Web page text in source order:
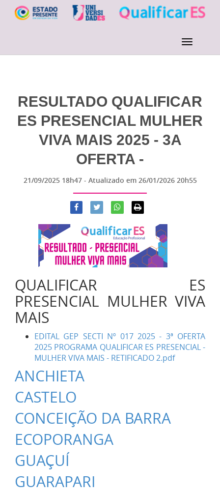
RESULTADO QUALIFICAR
ES PRESENCIAL MULHER
VIVA MAIS 2025 - 3A
OFERTA -
21/09/2025 18h47 - Atualizado em 26/01/2026 20h55
QUALIFICAR ES
PRESENCIAL MULHER VIVA
MAIS
EDITAL GEP SECTI Nº 017 2025 - 3ª OFERTA
2025 PROGRAMA QUALIFICAR ES PRESENCIAL -
MULHER VIVA MAIS - RETIFICADO 2.pdf
ANCHIETA
CASTELO
CONCEIÇÃO DA BARRA
ECOPORANGA
GUAÇUÍ
GUARAPARI